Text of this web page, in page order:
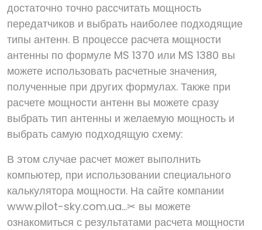
достаточно точно рассчитать мощность
передатчиков и выбрать наиболее подходящие
типы антенн. В процессе расчета мощности
антенны по формуле MS 1370 или MS 1380 вы
можете использовать расчетные значения,
полученные при других формулах. Также при
расчете мощности антенн вы можете сразу
выбрать тип антенны и желаемую мощность и
выбрать самую подходящую схему:
В этом случае расчет может выполнить
компьютер, при использовании специального
калькулятора мощности. На сайте компании
www.pilot-sky.com.ua...✂ вы можете
ознакомиться с результатами расчета мощности